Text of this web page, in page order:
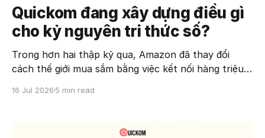
Quickom đang xây dựng điều gì
cho kỷ nguyên tri thức số?
Trong hơn hai thập kỷ qua, Amazon đã thay đổi
cách thế giới mua sắm bằng việc kết nối hàng triệu
Uber làm điều tương tự với ngành vận tải, Airbnb tái
16 Jul 2026 5 min read